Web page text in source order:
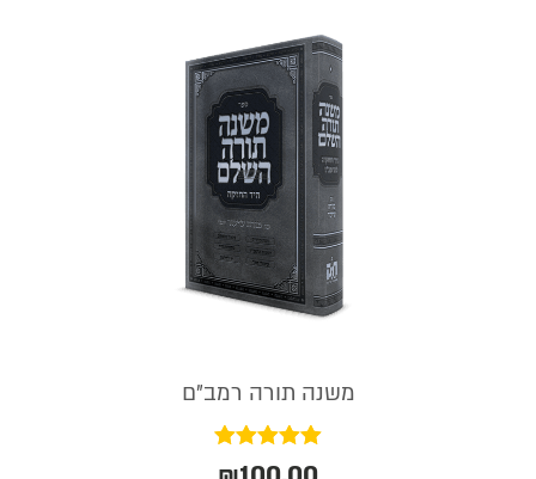
משנה תורה רמב”ם
דורג